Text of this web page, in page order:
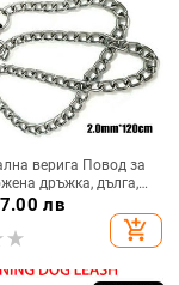
верига Повод за
дръжка, дълга,
за управление
за теглене на
консумативи
лв
add_shopping_cart